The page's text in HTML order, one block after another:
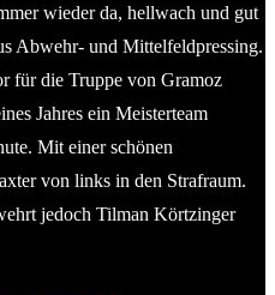
wieder da, hellwach und gut
Abwehr- und Mittelfeldpressing.
für die Truppe von Gramoz
Jahres ein Meisterteam
Mit einer schönen
von links in den Strafraum.
jedoch Tilman Körtzinger